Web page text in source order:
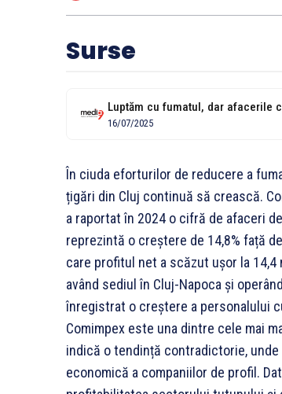
Surse
16/07/2025
În ciuda eforturilor de reducere a
țigări din Cluj continuă să crească.
a raportat în 2024 o cifră de afaceri
reprezintă o creștere de 14,8% față
care profitul net a scăzut ușor la 14,4
având sediul în Cluj-Napoca și
înregistrat o creștere a personalului
Comimpex este una dintre cele mai
indică o tendință contradictorie,
economică a companiilor de profil.